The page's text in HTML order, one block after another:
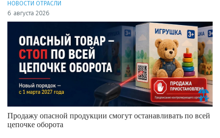
НОВОСТИ ОТРАСЛИ
6 августа 2026
Продажу опасной продукции смогут останавливать по всей
цепочке оборота